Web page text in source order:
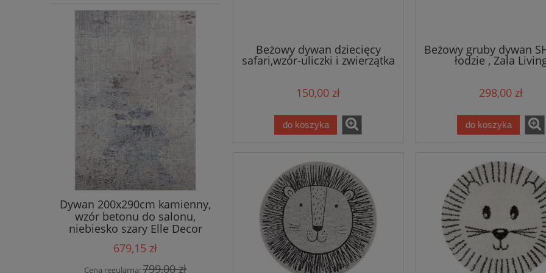
Dywan 200x290cm kamienny,
wzór betonu do salonu,
niebiesko szary Elle Decor
Chameis
679,15 zł
Cena regularna:799,00 zł
Ekskluzywny brązowy dywan
bawełniany, Nouristan Modern
Belutsch 195x300cm
679,15 zł
Cena regularna:799,00 zł
DYWAN tradycyjny do
160x230cm , wzór
beżowo Nouristan ANTIK
FLOWERS
381,65 zł
Cena regularna:449,00 zł
Beżowy dywan dziecięcy
safari,wzór-uliczki i zwierzątka
120x170cm Hanse Home
150,00 zł
do koszyka
Beżowy gruby dywan
łodzie , Zala
298,00 zł
do koszyka